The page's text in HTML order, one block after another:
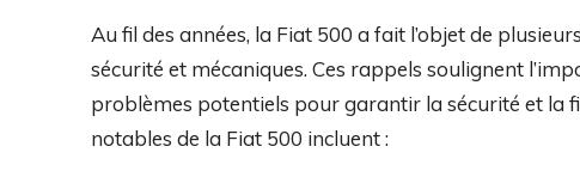
Au fil des années, la Fiat 500 a fait l’objet de
sécurité et mécaniques. Ces rappels soulignent
problèmes potentiels pour garantir la sécurité et la
notables de la Fiat 500 incluent :